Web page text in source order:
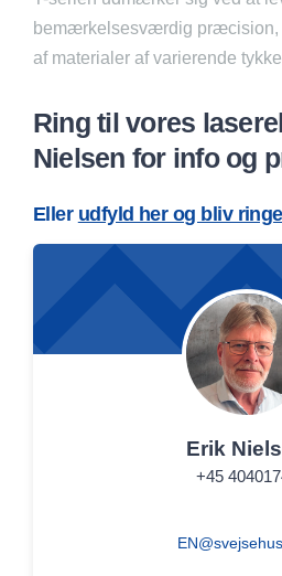
bemærkelsesværdig præcision,
af materialer af varierende
Ring til vores
Nielsen for info og
Eller udfyld her og bliv
Erik
+45